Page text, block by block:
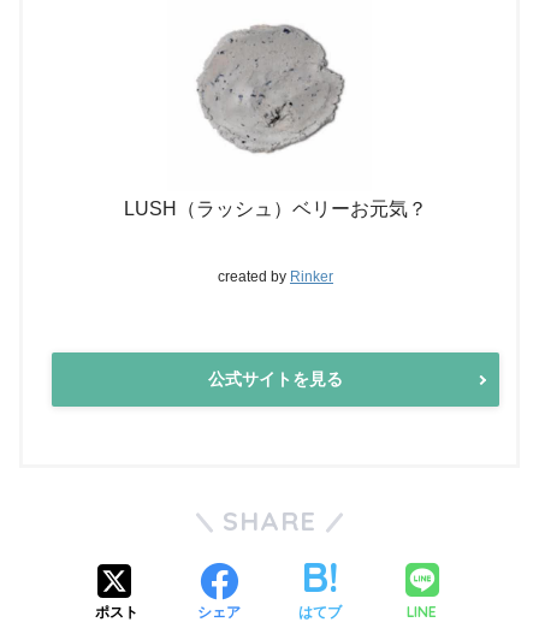
LUSH（ラッシュ）ベリーお元気？
created by Rinker
公式サイトを見る
SHARE
ポスト シェア はてブ LINE